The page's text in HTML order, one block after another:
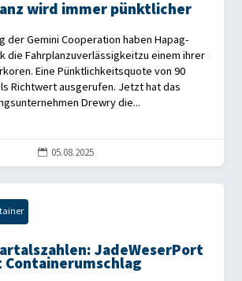
wird immer pünktlicher
der Gemini Cooperation haben Hapag-
die Fahrplanzuverlässigkeitzu einem ihrer
Eine Pünktlichkeitsquote von 90
Richtwert ausgerufen. Jetzt hat das
Drewry die...
 05.08.2025
JadeWeserPort